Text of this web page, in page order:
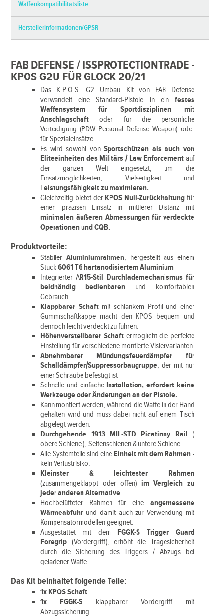
Waffenkompatibilitätsliste
Herstellerinformationen/GPSR
FAB DEFENSE / ISSPROTECTIONTRADE -
KPOS G2U FÜR GLOCK 20/21
Das K.P.O.S. G2 Umbau Kit von FAB Defense
verwandelt eine Standard-Pistole in einfestes
Waffensystem für Sportdisziplinen mit
Anschlagschaftoder für die persönliche
Verteidigung (PDW Personal Defense Weapon) oder
für Spezialeinsätze.
Es wird sowohl vonSportschützen als auch von
Eliteeinheiten des Militärs / Law Enforcement auf
der ganzen Welt eingesetzt, um die
Einsatzmöglichkeiten, Vielseitigkeit und
Leistungsfähigkeit zu maximieren.
Gleichzeitig bietet der KPOS Null-Zurückhaltungfür
einen präzisen Einsatz in mittlerer Distanz mit
minimalen äußeren Abmessungen für verdeckte
Operationen und CQB.
Produktvorteile:
Stabiler Aluminiumrahmen, hergestellt aus einem
Stück6061 T6 hartanodisiertem Aluminium
Integrierter AR15-Stil Durchlademechanismus für
beidhändig bedienbaren und komfortablen
Gebrauch.
Klappbarer Schaftmit schlankem Profil und einer
Gummischaftkappe macht den KPOS bequem und
dennoch leicht verdeckt zu führen.
Höhenverstellbarer Schaftermöglicht die perfekte
Einstellung für verschiedene montierte Visiervarianten
Abnehmbarer Mündungsfeuerdämpfer für
Schalldämpfer/Suppressorbaugruppe, der mit nur
einer Schraube befestigt ist
Schnelle und einfache Installation, erfordert keine
Werkzeuge oder Änderungen an der Pistole.
Kann montiert werden, während die Waffe in der Hand
gehalten wird und muss dabei nicht auf einem Tisch
abgelegt werden.
Durchgehende 1913 MIL-STD Picatinny Rail (
obere Schiene ), Seitenschienen & untere Schiene
Alle Systemteile sind eine Einheit mit dem Rahmen -
kein Verlustrisiko.
Kleinster & leichtester Rahmen
(zusammengeklappt oder offen) im Vergleich zu
jeder anderen Alternative
Hochbelüfteter Rahmen für eine angemessene
Wärmeabfuhr und damit auch zur Verwendung mit
Kompensatormodellen geeignet.
Ausgestattet mit dem FGGK-S Trigger Guard
Foregrip (Vordergriff), erhöht die Tragesicherheit
durch die Sicherung des Triggers / Abzugs bei
geladener Waffe
Das Kit beinhaltet folgende Teile:
1x KPOS Schaft
1x FGGK-S klappbarer Vordergriff mit
Abzugssicherung